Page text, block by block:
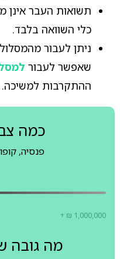
תשואות העבר אינן
כלי השוואה בלבד.
ניתן לעבור
שאפשר לעבור
ההתקרבות למשיכה.
כמה
פנסיה,
+ ₪ 1,000,000
מה גובה